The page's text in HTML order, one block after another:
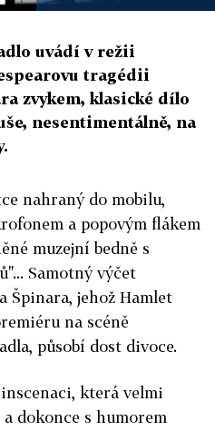
uvádí v režii
tragédii
zvykem, klasické dílo
nesentimentálně, na
nahraný do mobilu,
a popovým flákem
muzejní bedně s
Samotný výčet
Špinara, jehož Hamlet
na scéně
působí dost divoce.
která velmi
dokonce s humorem